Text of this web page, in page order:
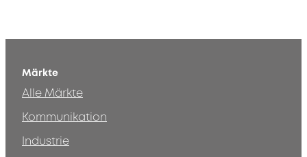
Märkte
Alle Märkte
Kommunikation
Industrie